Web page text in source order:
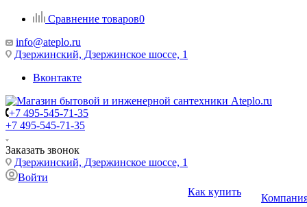
Сравнение товаров0
info@ateplo.ru
Дзержинский, Дзержинское шоссе, 1
Вконтакте
+7 495-545-71-35
+7 495-545-71-35
Заказать звонок
Дзержинский, Дзержинское шоссе, 1
Войти
Как купить